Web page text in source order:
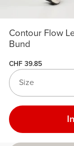
Contour Flow
Bund
CHF 39.85
Size